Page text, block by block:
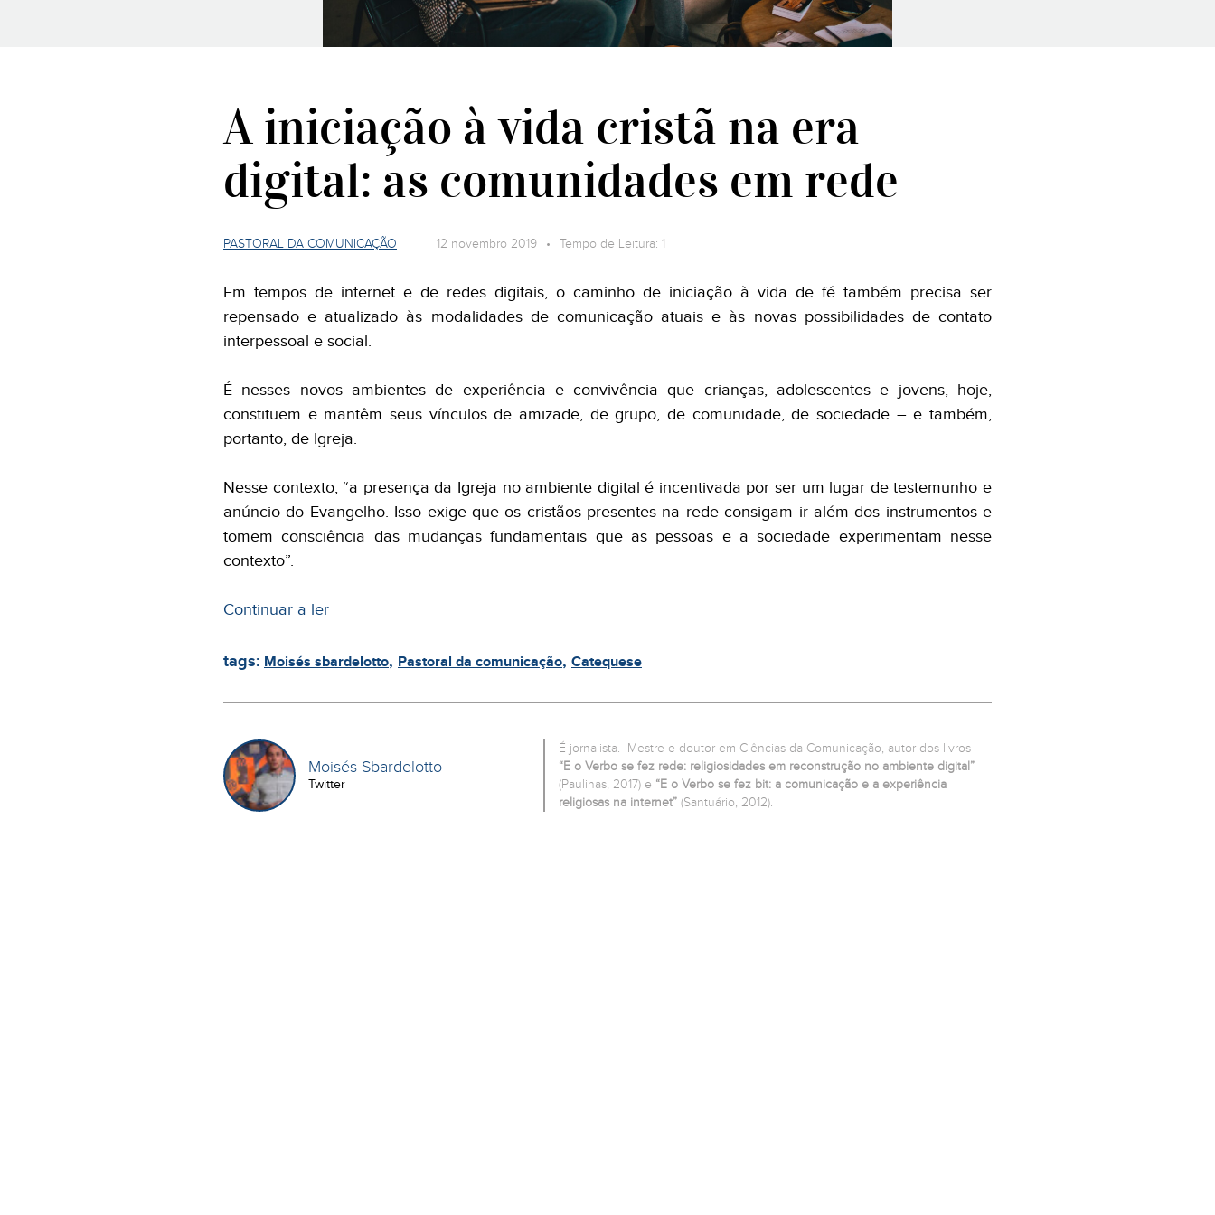
A iniciação à vida cristã na era
digital: as comunidades em rede
PASTORAL DA COMUNICAÇÃO 12 novembro 2019 • Tempo de Leitura: 1
Em tempos de internet e de redes digitais, o caminho de iniciação à vida de fé também precisa ser
repensado e atualizado às modalidades de comunicação atuais e às novas possibilidades de contato
interpessoal e social.
É nesses novos ambientes de experiência e convivência que crianças, adolescentes e jovens, hoje,
constituem e mantêm seus vínculos de amizade, de grupo, de comunidade, de sociedade – e também,
portanto, de Igreja.
Nesse contexto, “a presença da Igreja no ambiente digital é incentivada por ser um lugar de testemunho e
anúncio do Evangelho. Isso exige que os cristãos presentes na rede consigam ir além dos instrumentos e
tomem consciência das mudanças fundamentais que as pessoas e a sociedade experimentam nesse
contexto”.
Continuar a ler
tags: Moisés sbardelotto, Pastoral da comunicação, Catequese
Moisés Sbardelotto
Twitter
É jornalista. Mestre e doutor em Ciências da Comunicação, autor dos livros
“E o Verbo se fez rede: religiosidades em reconstrução no ambiente digital”
(Paulinas, 2017) e “E o Verbo se fez bit: a comunicação e a experiência
religiosas na internet” (Santuário, 2012).